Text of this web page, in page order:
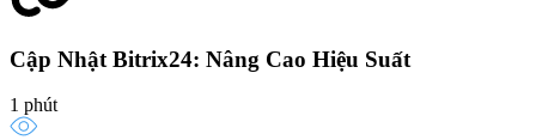
Cập Nhật Bitrix24: Nâng Cao Hiệu Suất
1 phút